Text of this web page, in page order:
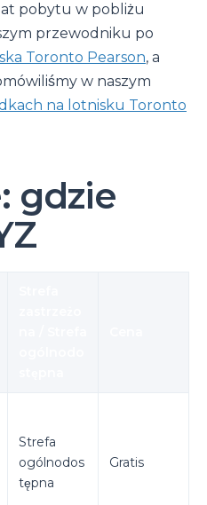
pobytu w pobliżu
przewodniku po
Toronto Pearson, a
w naszym
na lotnisku Toronto
gdzie
Strefa
ogólnodos
tępna
Gratis